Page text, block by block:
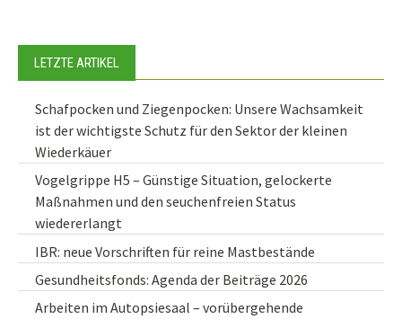
LETZTE ARTIKEL
Schafpocken und Ziegenpocken: Unsere Wachsamkeit
ist der wichtigste Schutz für den Sektor der kleinen
Wiederkäuer
Vogelgrippe H5 – Günstige Situation, gelockerte
Maßnahmen und den seuchenfreien Status
wiedererlangt
IBR: neue Vorschriften für reine Mastbestände
Gesundheitsfonds: Agenda der Beiträge 2026
Arbeiten im Autopsiesaal – vorübergehende